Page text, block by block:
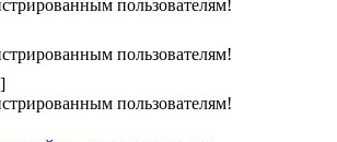
пользователям!
пользователям!
пользователям!